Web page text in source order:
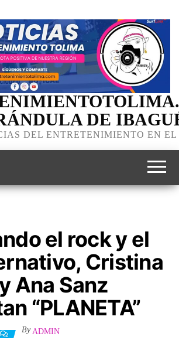
DE
DEL ENTRETENIMIENTO EN
el rock y el
Cristina
Ana Sanz
“PLANETA”
By ADMIN